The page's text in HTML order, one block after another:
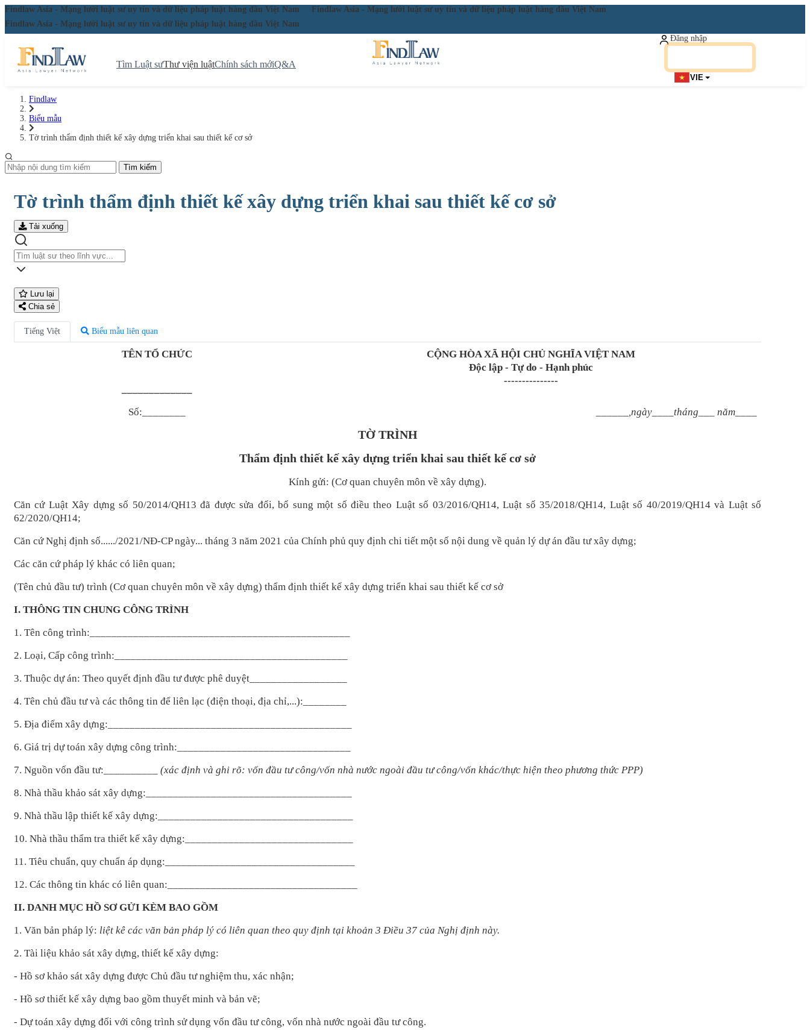
Findlaw Asia - Mạng lưới luật sư uy tín và dữ liệu pháp luật hàng đầu Việt Nam
Findlaw Asia - Mạng lưới luật sư uy tín và dữ liệu pháp luật hàng đầu Việt Nam
Findlaw Asia - Mạng lưới luật sư uy tín và dữ liệu pháp luật hàng đầu Việt Nam
Đăng nhập
VIE
Tìm Luật sưThư viện luậtChính sách mớiQ&A
Findlaw
Biểu mẫu
Tờ trình thẩm định thiết kế xây dựng triển khai sau thiết kế cơ sở
Tìm kiếm
Tờ trình thẩm định thiết kế xây dựng triển khai sau thiết kế cơ sở
Tải xuống
Lưu lại
Chia sẻ
Tiếng Việt Biểu mẫu liên quan
TÊN TỔ CHỨC
CỘNG HÒA XÃ HỘI CHỦ NGHĨA VIỆT NAM
Độc lập - Tự do - Hạnh phúc
---------------
Số:________ ______,ngày____tháng___ năm____
TỜ TRÌNH
Thẩm định thiết kế xây dựng triển khai sau thiết kế cơ sở
Kính gửi: (Cơ quan chuyên môn về xây dựng).
Căn cứ Luật Xây dựng số 50/2014/QH13 đã được sửa đổi, bổ sung một số điều theo Luật số 03/2016/QH14, Luật số 35/2018/QH14, Luật số 40/2019/QH14 và Luật số
62/2020/QH14;
Căn cứ Nghị định số....../2021/NĐ-CP ngày... tháng 3 năm 2021 của Chính phủ quy định chi tiết một số nội dung về quản lý dự án đầu tư xây dựng;
Các căn cứ pháp lý khác có liên quan;
(Tên chủ đầu tư) trình (Cơ quan chuyên môn về xây dựng) thẩm định thiết kế xây dựng triển khai sau thiết kế cơ sở
I. THÔNG TIN CHUNG CÔNG TRÌNH
1. Tên công trình:________________________________________________
2. Loại, Cấp công trình:___________________________________________
3. Thuộc dự án: Theo quyết định đầu tư được phê duyệt__________________
4. Tên chủ đầu tư và các thông tin để liên lạc (điện thoại, địa chỉ,...):________
5. Địa điểm xây dựng:_____________________________________________
6. Giá trị dự toán xây dựng công trình:________________________________
7. Nguồn vốn đầu tư:__________
(xác định và ghi rõ: vốn đầu tư công/vốn nhà nước ngoài đầu tư công/vốn khác/thực hiện theo phương thức PPP)
8. Nhà thầu khảo sát xây dựng:______________________________________
9. Nhà thầu lập thiết kế xây dựng:____________________________________
10. Nhà thầu thẩm tra thiết kế xây dựng:_______________________________
11. Tiêu chuẩn, quy chuẩn áp dụng:___________________________________
12. Các thông tin khác có liên quan:___________________________________
II. DANH MỤC HỒ SƠ GỬI KÈM BAO GỒM
1. Văn bản pháp lý: liệt kê các văn bản pháp lý có liên quan theo quy định tại khoản 3 Điều 37 của Nghị định này.
2. Tài liệu khảo sát xây dựng, thiết kế xây dựng:
- Hồ sơ khảo sát xây dựng được Chủ đầu tư nghiệm thu, xác nhận;
- Hồ sơ thiết kế xây dựng bao gồm thuyết minh và bản vẽ;
- Dự toán xây dựng đối với công trình sử dụng vốn đầu tư công, vốn nhà nước ngoài đầu tư công.